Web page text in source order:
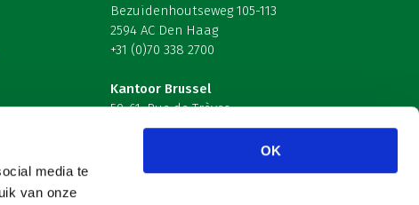
media te
van onze
OK
Bezuidenhoutseweg 105-113
2594 AC Den Haag
+31 (0)70 338 2700
Kantoor Brussel
59-61, Rue de Trèves
B-1040 Brussel – België
Volg ons